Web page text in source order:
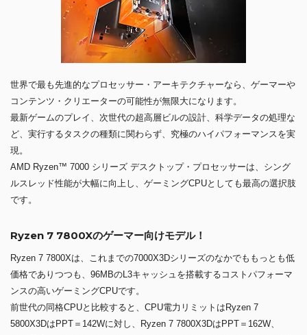
世界で最も先進的なプロセッサー・アーキテクチャーなら、ゲーマーや
コンテンツ・クリエーターの可能性が無限大になります。
最新ゲームのプレイ、次世代の超高層ビルの設計、科学データの処理な
ど、実行するタスクの種類に関わらず、究極のハイパフォーマンスを実
現。
AMD Ryzen™ 7000 シリーズ デスクトップ・プロセッサーは、シング
ルスレッド性能が大幅に向上し、ゲーミングCPUとしても最高の選択肢
です。
Ryzen 7 7800Xのゲーマー向けモデル！
Ryzen 7 7800Xは、これまでの7000X3Dシリーズのなかでももっとも低
価格でありつつも、96MBのL3キャッシュを搭載するコストパフォーマ
ンスの高いゲーミングCPUです。
前世代の同格CPUと比較すると、CPU電力リミットはRyzen 7
5800X3DはPPT＝142Wに対し、Ryzen 7 7800X3DはPPT＝162W、